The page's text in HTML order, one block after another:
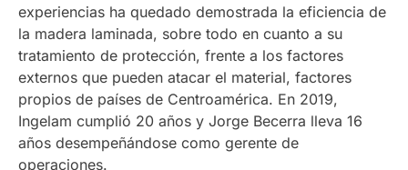
experiencias ha quedado demostrada la eficiencia de
la madera laminada, sobre todo en cuanto a su
tratamiento de protección, frente a los factores
externos que pueden atacar el material, factores
propios de países de Centroamérica. En 2019,
Ingelam cumplió 20 años y Jorge Becerra lleva 16
años desempeñándose como gerente de
operaciones.